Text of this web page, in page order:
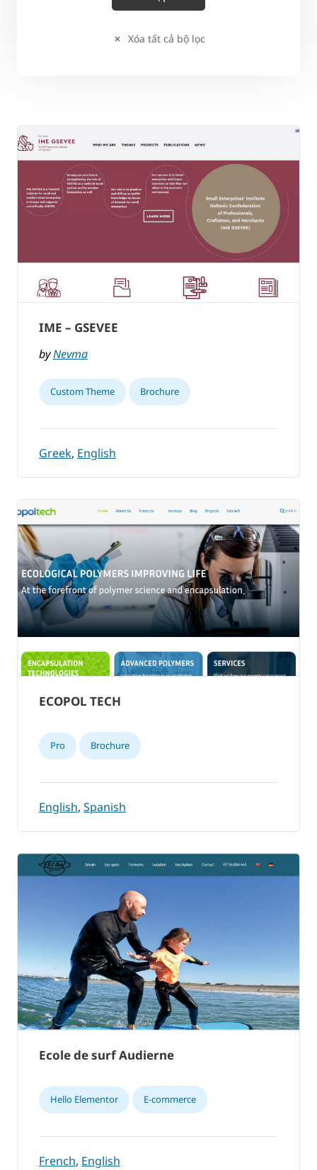
Xóa tất cả bộ lọc
IME – GSEVEE
byNevma
Custom Theme Brochure
Greek, English
ECOPOL TECH
Pro Brochure
English, Spanish
Ecole de surf Audierne
Hello Elementor E-commerce
French, English